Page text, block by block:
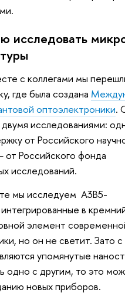
исследовать
с коллегами мы
где была создана
оптоэлектроники.
исследованиями:
от Российского
Российского фонда
исследований.
мы исследуем A3B5-
в
элемент
но он не светит. Зато
упомянутые
одно с другим, то это
новых приборов.